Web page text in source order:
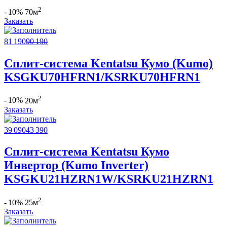
- 10% 70м2
Заказать
81 19090 190
Сплит-система Kentatsu Кумо (Kumo)
KSGKU70HFRN1/KSRKU70HFRN1
- 10% 20м2
Заказать
39 09043 390
Сплит-система Kentatsu Кумо
Инвертор (Kumo Inverter)
KSGKU21HZRN1W/KSRKU21HZRN1
- 10% 25м2
Заказать